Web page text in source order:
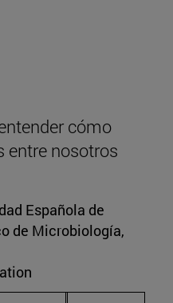
cómo
entre nosotros
Española de
de Microbiología,